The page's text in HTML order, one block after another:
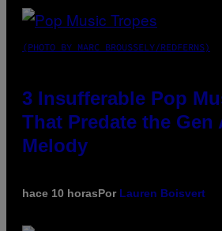
(PHOTO BY MARC BROUSSELY/REDFERNS)
3 Insufferable Pop
That Predate the Gen
Melody
hace 10 horasPor Lauren Boisvert